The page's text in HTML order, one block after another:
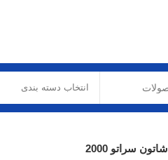
انتخاب دسته بندی
شاتون سراتو 2000